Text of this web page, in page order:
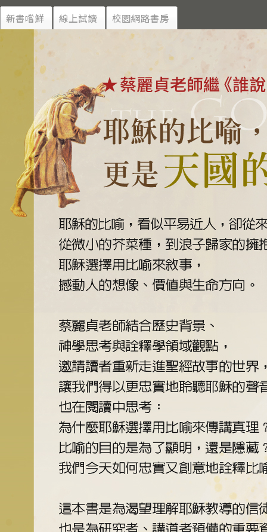
新書嚐鮮 線上試讀 校園網路書房